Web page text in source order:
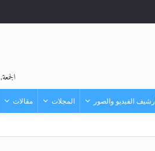
الجمعة, 7 آب, 2026
أرشيف الفيديو والصور المجلات مقالات